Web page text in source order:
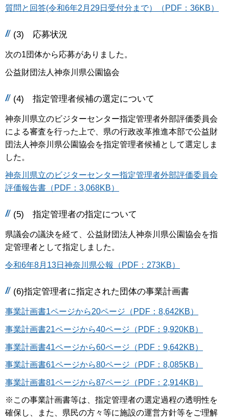
質問と回答(令和6年2月29日受付分まで）（PDF：36KB）
(3) 応募状況
次の1団体から応募がありました。
公益財団法人神奈川県公園協会
(4) 指定管理者候補の選定について
神奈川県立のビジターセンター指定管理者外部評価委員会
による審査を行った上で、県の行政改革推進本部で公益財
団法人神奈川県公園協会を指定管理者候補として選定しま
した。
神奈川県立のビジターセンター指定管理者外部評価委員会
評価報告書（PDF：3,068KB）
(5) 指定管理者の指定について
県議会の議決を経て、公益財団法人神奈川県公園協会を指
定管理者として指定しました。
令和6年8月13日神奈川県公報（PDF：273KB）
(6)指定管理者に指定された団体の事業計画書
事業計画書1ページから20ページ（PDF：8,642KB）
事業計画書21ページから40ページ（PDF：9,920KB）
事業計画書41ページから60ページ（PDF：9,642KB）
事業計画書61ページから80ページ（PDF：8,085KB）
事業計画書81ページから87ページ（PDF：2,914KB）
※この事業計画書等は、指定管理者の選定過程の透明性を
確保し、また、県民の方々等に施設の運営方針等をご理解